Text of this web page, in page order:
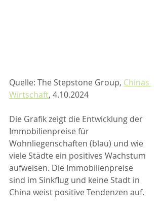
Quelle: The Stepstone Group, Chinas
Wirtschaft, 4.10.2024
Die Grafik zeigt die Entwicklung der
Immobilienpreise für
Wohnliegenschaften (blau) und wie
viele Städte ein positives Wachstum
aufweisen. Die Immobilienpreise
sind im Sinkflug und keine Stadt in
China weist positive Tendenzen auf.